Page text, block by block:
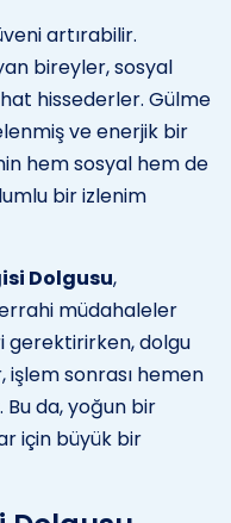
artırabilir.
bireyler, sosyal
hissederler. Gülme
ve enerjik bir
hem sosyal hem de
bir izlenim
Dolgusu,
müdahaleler
gerektirirken, dolgu
işlem sonrası hemen
da, yoğun bir
için büyük bir